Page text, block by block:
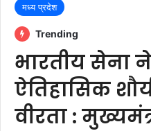
मध्य प्रदेश
Trending
भारतीय सेना
ऐतिहासिक
वीरता :